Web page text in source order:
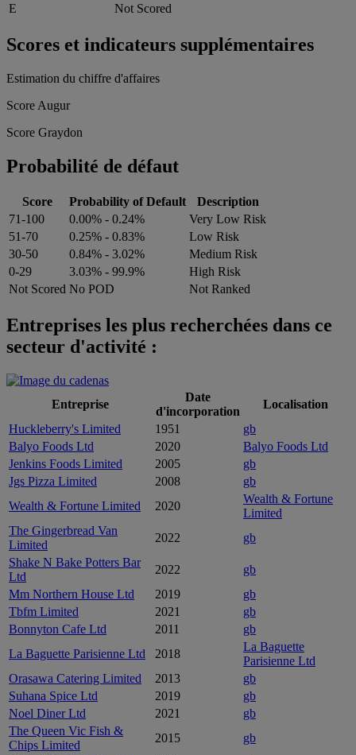
E
Not Scored
Scores et indicateurs supplémentaires
Estimation du chiffre d'affaires
Score Augur
Score Graydon
Probabilité de défaut
Score Probability of Default
Description
71-100
0.00% - 0.24%
Very Low Risk
51-70
0.25% - 0.83%
Low Risk
30-50
0.84% - 3.02%
Medium Risk
0-29
3.03% - 99.9%
High Risk
Not Scored No POD Not Ranked
Entreprises les plus recherchées dans ce
secteur d'activité :
Entreprise
Date
d'incorporation
Localisation
Huckleberry's Limited
1951
gb
Balyo Foods Ltd
2020
Balyo Foods Ltd
Jenkins Foods Limited
2005
gb
Jgs Pizza Limited
2008
gb
Wealth & Fortune Limited
2020
Wealth & Fortune
Limited
The Gingerbread Van
Limited
2022
gb
Shake N Bake Potters Bar
Ltd
2022
gb
Mm Northern House Ltd
2019
gb
Tbfm Limited
2021
gb
Bonnyton Cafe Ltd
2011
gb
La Baguette Parisienne Ltd
2018
La Baguette
Parisienne Ltd
Orasawa Catering Limited
2013
gb
Suhana Spice Ltd
2019
gb
Noel Diner Ltd
2021
gb
The Queen Vic Fish &
Chips Limited
2015
gb